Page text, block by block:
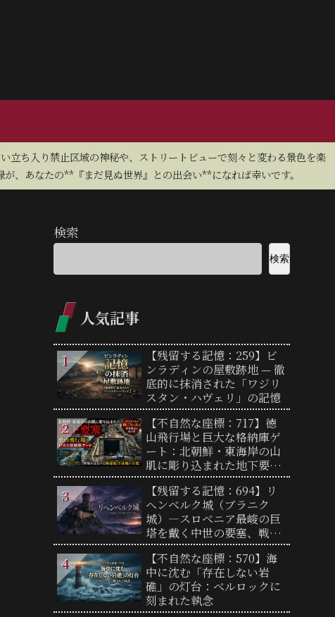
ち入り禁止区域の神秘や、ストリートビューで刻々と変わる景色を楽
、あなたの**『まだ見ぬ世界』との出会い**になれば幸いです。
検索
検索
人気記事
【残留する記憶：259】ビ
ンラディンの屋敷跡地 — 徹
底的に抹消された「ワジリ
スタン・ハヴェリ」の記憶
【不自然な座標：717】徳
山飛行場と巨大な格納庫ゲ
ート：北朝鮮・東海岸の山
肌に彫り込まれた地下要塞
と奇妙なループ状誘導路の
謎
【残留する記憶：694】リ
ヘンベルク城（ブラニク
城）―スロベニア最峻の巨
塔を戴く中世の要塞、戦火
の悲劇を乗り越え神秘の夜
獣たちが守り継ぐ要塞の歴
史と真実
【不自然な座標：570】海
中に沈む「存在しない岩
礁」の灯台：ベルロックに
刻まれた執念